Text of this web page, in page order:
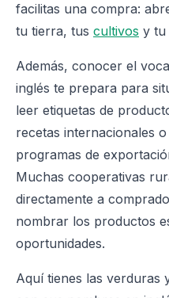
facilitas una compra:
tu tierra, tus cultivos y tu
Además, conocer el
inglés te prepara para
leer etiquetas de
recetas internacionales
programas de
Muchas cooperativas
directamente a
nombrar los productos
oportunidades.
Aquí tienes las verduras